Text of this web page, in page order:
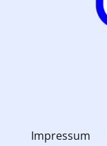
Impressum